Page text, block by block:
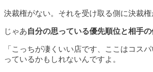
決裁権がない。それを受け取る側に決裁
じゃあ自分の思っている優先順位と相手
「こっちが凄くいい店です、ここはコス
っているかもしれないんですよ。